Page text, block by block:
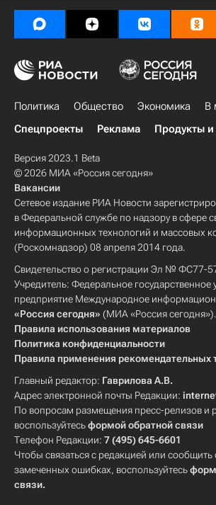
Политика Общество Экономика В
Спецпроекты
Реклама Продукты
Версия 2023.1 Beta
© 2026 МИА «Россия сегодня»
Вакансии
Сетевое издание РИА Новости
в Федеральной службе по надзору в сфере
информационных технологий и массовых
(Роскомнадзор) 08 апреля 2014 года.
Свидетельство о регистрации Эл № ФС77-
Учредитель: Федеральное государственное
предприятие Международное
«Россия сегодня» (МИА «Россия сегодня»).
Правила использования материалов
Политика конфиденциальности
Правила применения рекомендательных
Главный редактор: Гаврилова А.В.
Адрес электронной почты Редакции:
По вопросам размещения пресс-релизов и
воспользуйтесьформой обратной связи
Телефон Редакции: 7 (495) 645-6601
Чтобы связаться с редакцией или сообщить
замеченных ошибках, воспользуйтесь
связи.